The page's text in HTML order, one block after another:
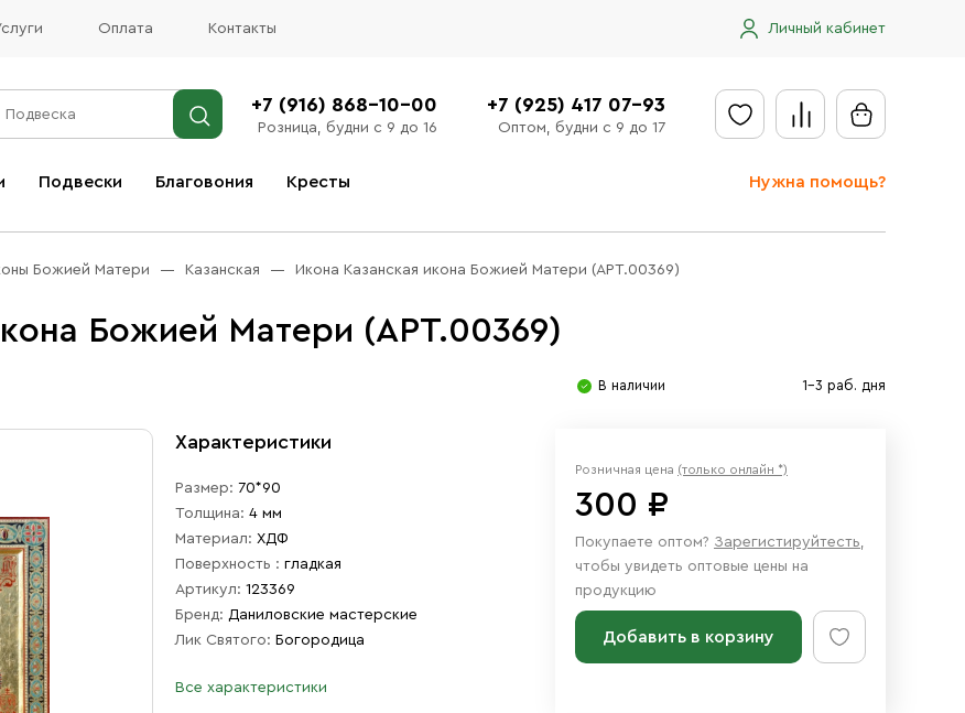
Оплата Контакты Личный кабинет
+7 (916) 868-10-00
Розница, будни с 9 до 16
+7 (925) 417 07-93
Оптом, будни с 9 до 17
Подвески Благовония Кресты Нужна помощь?
Отправить заявку
Божией Матери Казанская Икона Казанская икона Божией Матери (АРТ.00369)
Божией Матери (АРТ.00369)
В наличии 1-3 раб. дня
Характеристики
Размер: 70*90
Толщина: 4 мм
Материал: ХДФ
Поверхность : гладкая
Артикул: 123369
Бренд: Даниловские мастерские
Лик Святого: Богородица
Все характеристики
Розничная цена (только онлайн *)
300 ₽
Покупаете оптом? Зарегистируйтесть,
чтобы увидеть оптовые цены на
продукцию
Добавить в корзину